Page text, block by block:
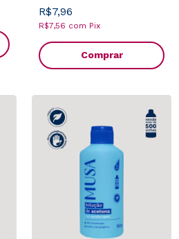
R$7,96
R$7,56 com Pix
Comprar